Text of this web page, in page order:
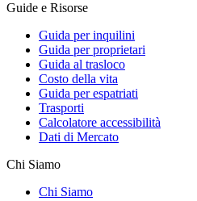
Guide e Risorse
Guida per inquilini
Guida per proprietari
Guida al trasloco
Costo della vita
Guida per espatriati
Trasporti
Calcolatore accessibilità
Dati di Mercato
Chi Siamo
Chi Siamo